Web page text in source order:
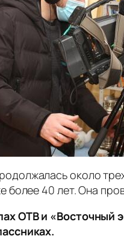
около
более 40 лет. Она
ОТВ и «Восточный